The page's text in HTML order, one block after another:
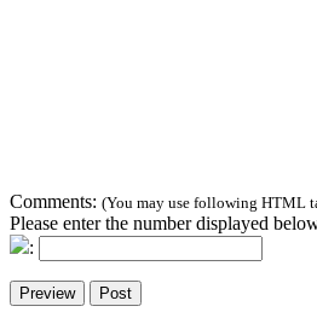
Comments: (You may use following HTML
Please enter the number displayed
: